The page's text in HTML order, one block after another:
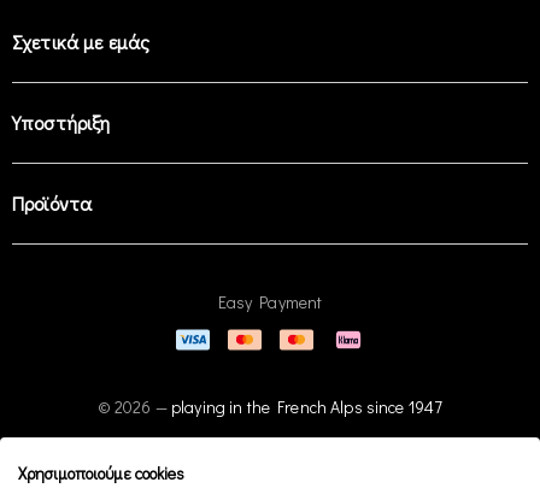
Σχετικά με εμάς
Υποστήριξη
Προϊόντα
Easy Payment
© 2026 — playing in the French Alps since 1947
Χρησιμοποιούμε cookies